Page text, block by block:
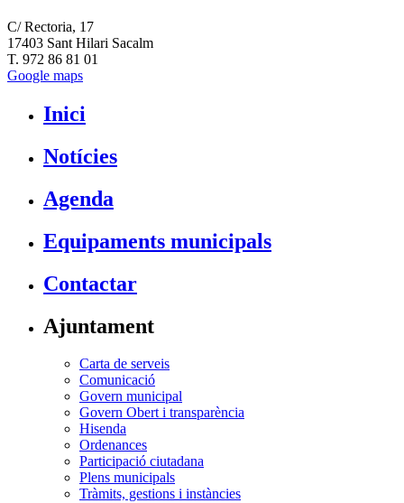
C/ Rectoria, 17
17403 Sant Hilari Sacalm
T. 972 86 81 01
Google maps
Inici
Notícies
Agenda
Equipaments municipals
Contactar
Ajuntament
Carta de serveis
Comunicació
Govern municipal
Govern Obert i transparència
Hisenda
Ordenances
Participació ciutadana
Plens municipals
Tràmits, gestions i instàncies